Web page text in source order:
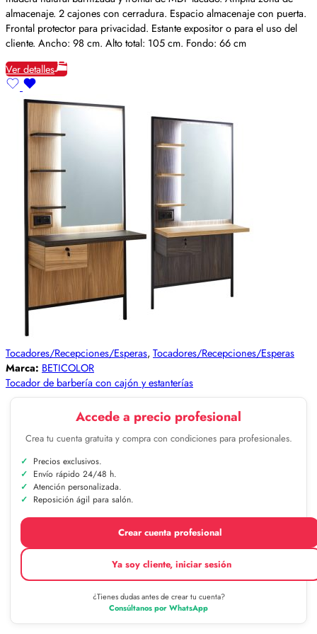
almacenaje. 2 cajones con cerradura. Espacio almacenaje con puerta.
Frontal protector para privacidad. Estante expositor o para el uso del
cliente. Ancho: 98 cm. Alto total: 105 cm. Fondo: 66 cm
Ver detalles
Tocadores/Recepciones/Esperas, Tocadores/Recepciones/Esperas
Marca: BETICOLOR
Tocador de barbería con cajón y estanterías
Accede a precio profesional
Crea tu cuenta gratuita y compra con condiciones para profesionales.
Precios exclusivos.
Envío rápido 24/48 h.
Atención personalizada.
Reposición ágil para salón.
Crear cuenta profesional
Ya soy cliente, iniciar sesión
¿Tienes dudas antes de crear tu cuenta?
Consúltanos por WhatsApp